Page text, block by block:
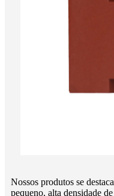
Nossos produtos se
pequeno, alta densidade